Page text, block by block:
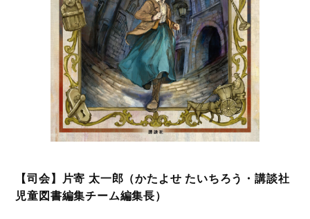
【司会】片寄 太一郎（かたよせ たいちろう・講談社
児童図書編集チーム編集長）